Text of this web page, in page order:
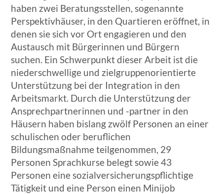
haben zwei Beratungsstellen, sogenannte
Perspektivhäuser, in den Quartieren eröffnet, in
denen sie sich vor Ort engagieren und den
Austausch mit Bürgerinnen und Bürgern
suchen. Ein Schwerpunkt dieser Arbeit ist die
niederschwellige und zielgruppenorientierte
Unterstützung bei der Integration in den
Arbeitsmarkt. Durch die Unterstützung der
Ansprechpartnerinnen und -partner in den
Häusern haben bislang zwölf Personen an einer
schulischen oder beruflichen
Bildungsmaßnahme teilgenommen, 29
Personen Sprachkurse belegt sowie 43
Personen eine sozialversicherungspflichtige
Tätigkeit und eine Person einen Minijob